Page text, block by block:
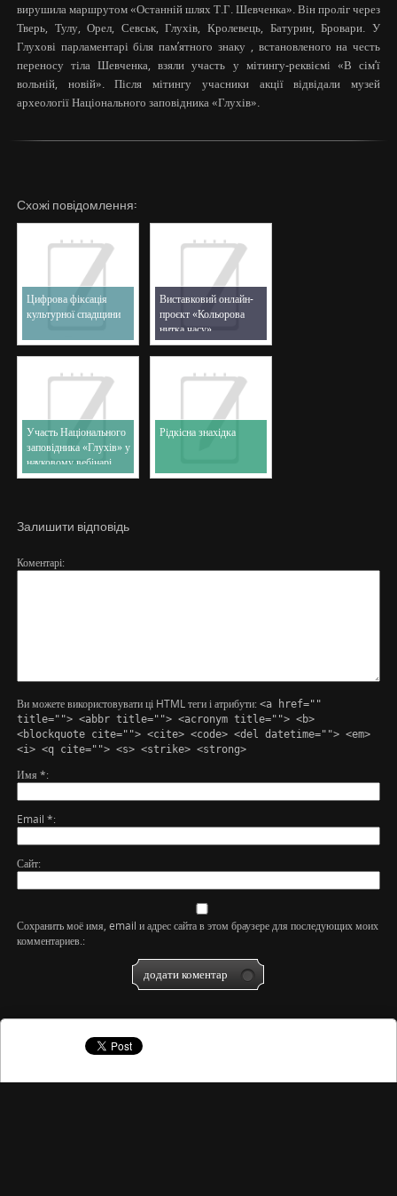
вирушила маршрутом «Останній шлях Т.Г. Шевченка». Він проліг через
Тверь, Тулу, Орел, Севськ, Глухів, Кролевець, Батурин, Бровари. У
Глухові парламентарі біля пам’ятного знаку , встановленого на честь
переносу тіла Шевченка, взяли участь у мітингу-реквіємі «В сім’ї
вольній, новій». Після мітингу учасники акції відвідали музей
археології Національного заповідника «Глухів».
Схожі повідомлення:
Цифрова фіксація
культурної спадщини
Виставковий онлайн-
проєкт «Кольорова
нитка часу»
Участь Національного
заповідника «Глухів» у
науковому вебінарі
Рідкісна знахідка
Залишити відповідь
Коментарі
Ви можете використовувати ці HTML теги і атрибути: <a href=""
title=""> <abbr title=""> <acronym title=""> <b>
<blockquote cite=""> <cite> <code> <del datetime=""> <em>
<i> <q cite=""> <s> <strike> <strong>
Имя *
Email *
Сайт
Сохранить моё имя, email и адрес сайта в этом браузере для последующих моих
комментариев.